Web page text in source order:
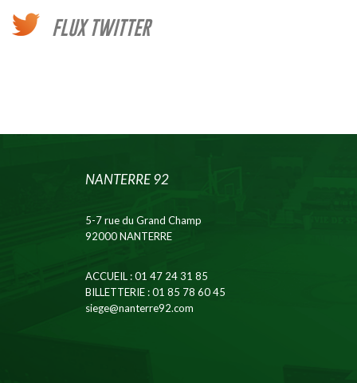
FLUX TWITTER
NANTERRE 92
5-7 rue du Grand Champ
92000 NANTERRE
ACCUEIL: 01 47 24 31 85
BILLETTERIE: 01 85 78 60 45
siege@nanterre92.com